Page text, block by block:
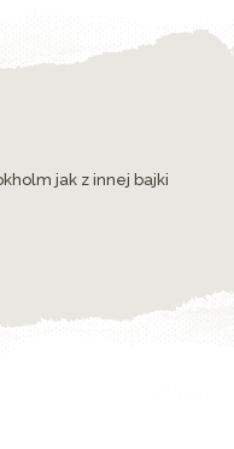
jak z innej bajki